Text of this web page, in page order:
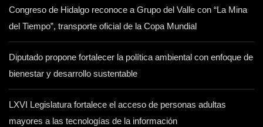
Congreso de Hidalgo reconoce a Grupo del Valle con “La Mina
del Tiempo”, transporte oficial de la Copa Mundial
Diputado propone fortalecer la política ambiental con enfoque de
bienestar y desarrollo sustentable
LXVI Legislatura fortalece el acceso de personas adultas
mayores a las tecnologías de la información